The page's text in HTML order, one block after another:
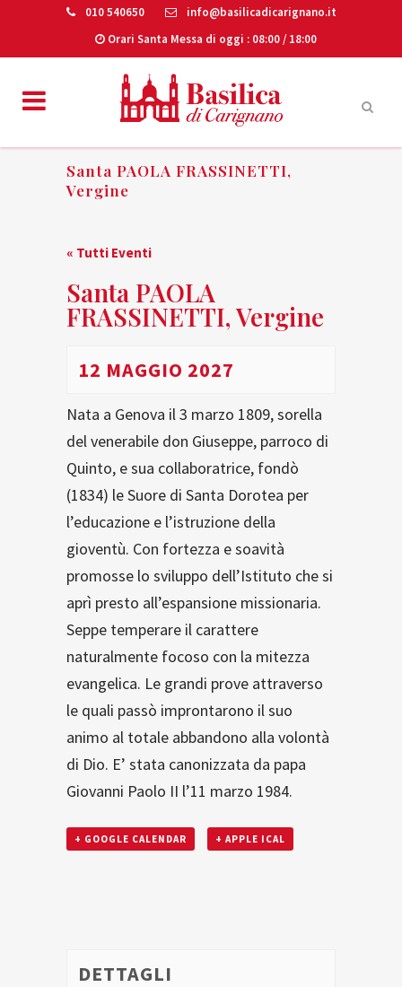
010 540650
info@basilicadicarignano.it
Orari Santa Messa di oggi : 08:00 / 18:00
Santa PAOLA FRASSINETTI,
Vergine
« Tutti Eventi
Santa PAOLA
FRASSINETTI, Vergine
12 MAGGIO 2027
Nata a Genova il 3 marzo 1809, sorella
del venerabile don Giuseppe, parroco di
Quinto, e sua collaboratrice, fondò
(1834) le Suore di Santa Dorotea per
l’educazione e l’istruzione della
gioventù. Con fortezza e soavità
promosse lo sviluppo dell’Istituto che si
aprì presto all’espansione missionaria.
Seppe temperare il carattere
naturalmente focoso con la mitezza
evangelica. Le grandi prove attraverso
le quali passò improntarono il suo
animo al totale abbandono alla volontà
di Dio. E’ stata canonizzata da papa
Giovanni Paolo II l’11 marzo 1984.
+ GOOGLE CALENDAR + APPLE ICAL
DETTAGLI